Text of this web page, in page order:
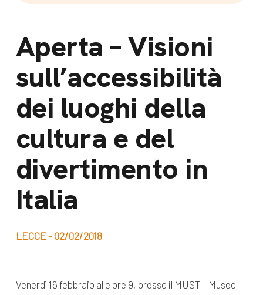
Aperta – Visioni
sull’accessibilità
dei luoghi della
cultura e del
divertimento in
Italia
LECCE - 02/02/2018
Venerdì 16 febbraio alle ore 9, presso il MUST – Museo
Lavora con noi
Bilancio di
missione
News e
appuntamenti
News
Appuntamenti
dal Sud
Campagne
Libri e
pubblicazioni
Docufilm
e blog progetti
Seguici sui social: